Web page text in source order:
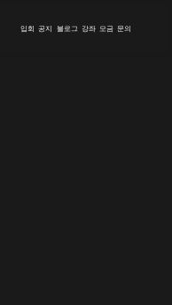
입회 공지 블로그 강좌 모금 문의